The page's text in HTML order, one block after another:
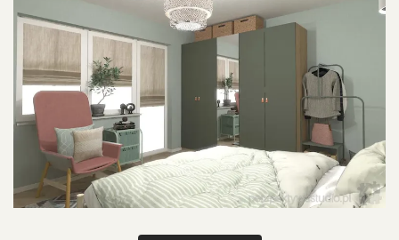
POWIU0119KSZ ZDJU0119CIE